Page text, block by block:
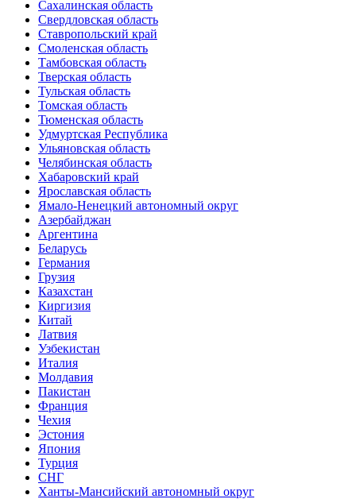
Сахалинская область
Свердловская область
Ставропольский край
Смоленская область
Тамбовская область
Тверская область
Тульская область
Томская область
Тюменская область
Удмуртская Республика
Ульяновская область
Челябинская область
Хабаровский край
Ярославская область
Ямало-Ненецкий автономный округ
Азербайджан
Аргентина
Беларусь
Германия
Грузия
Казахстан
Киргизия
Китай
Латвия
Узбекистан
Италия
Молдавия
Пакистан
Франция
Чехия
Эстония
Япония
Турция
СНГ
Ханты-Мансийский автономный округ